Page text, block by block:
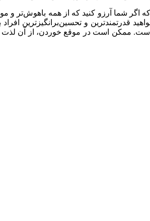
که اگر شما آرزو کنید که از همه
قدرتمندترین و
ممکن است در موقع خوردن، از آن لذت